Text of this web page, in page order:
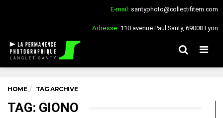
E-mail: santyphoto@collectifitem.com
Adresse: 110 avenue Paul Santy, 69008 Lyon
HOME TAG ARCHIVE
TAG: GIONO